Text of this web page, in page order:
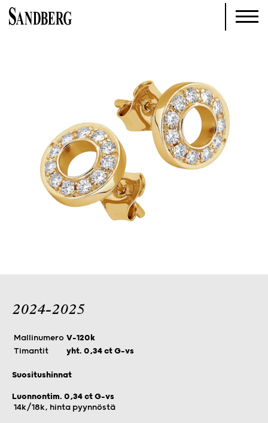
2024-2025
Mallinumero V-120k
Timantit
yht. 0,34 ct G-vs
Suositushinnat
Luonnontim. 0,34 ct G-vs
14k/18k, hinta pyynnöstä